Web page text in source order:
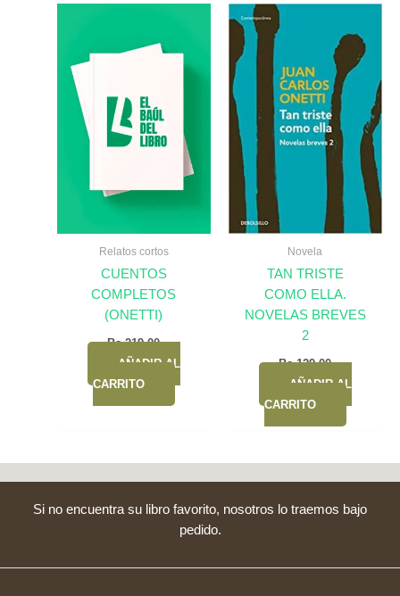
Relatos cortos
CUENTOS
COMPLETOS
(ONETTI)
Bs.219,00
AÑADIR AL
CARRITO
Novela
TAN TRISTE
COMO ELLA.
NOVELAS BREVES
2
Bs.129,00
AÑADIR AL
CARRITO
Si no encuentra su libro favorito, nosotros lo traemos bajo
pedido.